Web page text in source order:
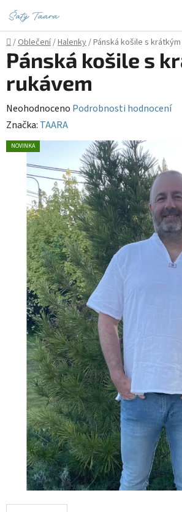
na
obsah
Domů
/Oblečení/Halenky/Pánská košile s
Pánská košile s
rukávem
Průměrné
hodnocení
produktu
hvězdiček.
Neohodnoceno Podrobnosti hodnocení
Značka: TAARA
NOVINKA